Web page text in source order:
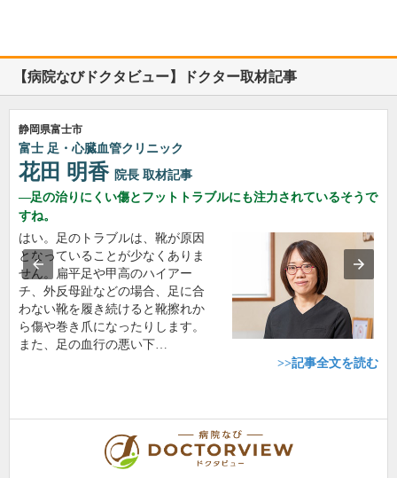
【病院なびドクタビュー】ドクター取材記事
静岡県富士市
富士 足・心臓血管クリニック
花田 明香 院長 取材記事
足の治りにくい傷とフットトラブルにも注力されているそうで
すね。
はい。足のトラブルは、靴が原因
となっていることが少なくありま
せん。扁平足や甲高のハイアー
チ、外反母趾などの場合、足に合
わない靴を履き続けると靴擦れか
ら傷や巻き爪になったりします。
また、足の血行の悪い下…
>>記事全文を読む